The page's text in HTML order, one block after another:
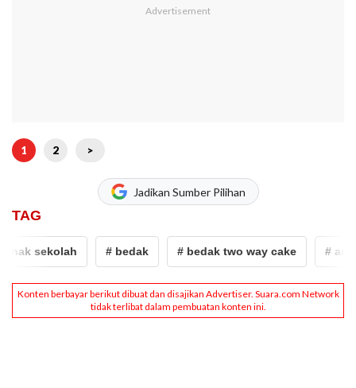
1 2 >
Jadikan Sumber Pilihan
TAG
sekolah # bedak # bedak two way cake # anak